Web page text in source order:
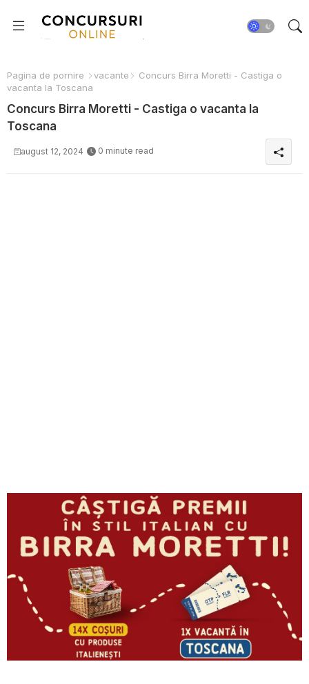
Pagina de pornire vacante
Concurs Birra Moretti - Castiga o
vacanta la Toscana
Concurs Birra Moretti - Castiga o vacanta la
Toscana
august 12, 2024 0 minute read